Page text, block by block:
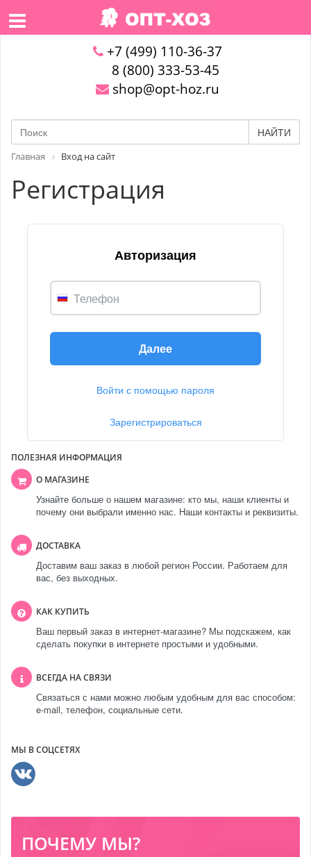
+7 (499) 110-36-37
8 (800) 333-53-45
shop@opt-hoz.ru
НАЙТИ
Главная Вход на сайт
Регистрация
Авторизация
Телефон
Далее
Войти с помощью пароля
Зарегистрироваться
ПОЛЕЗНАЯ ИНФОРМАЦИЯ
О МАГАЗИНЕ
Узнайте больше о нашем магазине: кто мы, наши клиенты и
почему они выбрали именно нас. Наши контакты и реквизиты.
ДОСТАВКА
Доставим ваш заказ в любой регион России. Работаем для
вас, без выходных.
КАК КУПИТЬ
Ваш первый заказ в интернет-магазине? Мы подскажем, как
сделать покупки в интернете простыми и удобными.
ВСЕГДА НА СВЯЗИ
Связаться с нами можно любым удобным для вас способом:
e-mail, телефон, социальные сети.
МЫ В СОЦСЕТЯХ
ПОЧЕМУ МЫ?